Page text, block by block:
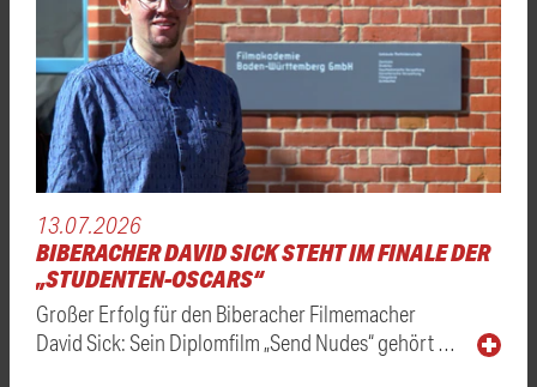
13.07.2026
BIBERACHER DAVID SICK STEHT IM FINALE DER
„STUDENTEN-OSCARS“
Großer Erfolg für den Biberacher Filmemacher
David Sick: Sein Diplomfilm „Send Nudes“ gehört …